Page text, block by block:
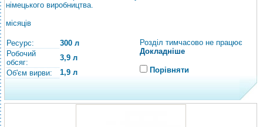
німецького виробництва.
місяців
Ресурс:
300 л
Робочий
обсяг:
3,9 л
Об'єм вирви:
1,9 л
Розділ тимчасово не працює
Докладніше
Порівняти